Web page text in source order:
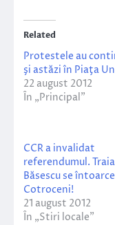
Related
Protestele au
şi astăzi în Piaţa
22 august 2012
În „Principal”
CCR a invalidat
referendumul.
Băsescu se
Cotroceni!
21 august 2012
În „Stiri locale”